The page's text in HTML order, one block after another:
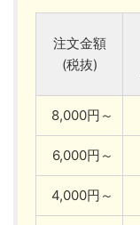
注文金額
(税抜)
8,000円～
6,000円～
4,000円～